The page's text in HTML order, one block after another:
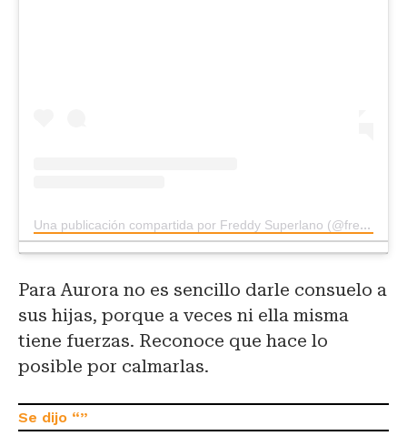
Una publicación compartida por Freddy Superlano (@freddysuperlano)
Para Aurora no es sencillo darle consuelo a
sus hijas, porque a veces ni ella misma
tiene fuerzas. Reconoce que hace lo
posible por calmarlas.